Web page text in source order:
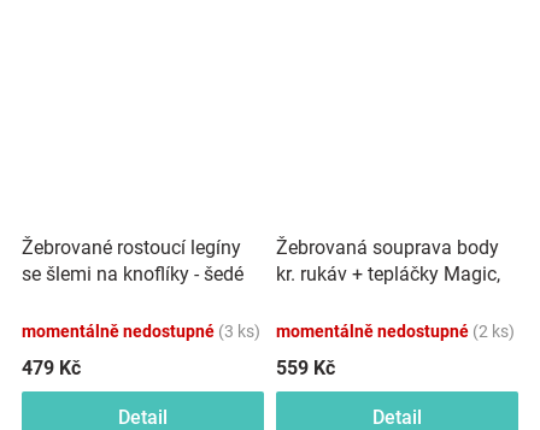
Žebrované rostoucí legíny
se šlemi na knoflíky - šedé
momentálně nedostupné (3 ks)
479 Kč
Detail
Žebrovaná souprava body
kr. rukáv + tepláčky Magic,
momentálně nedostupné (2 ks)
559 Kč
Detail